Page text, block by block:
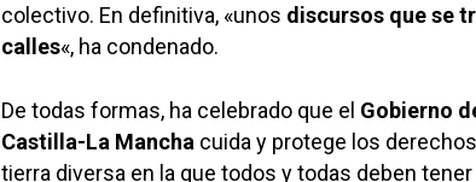
colectivo. En definitiva, «unos discursos que se
calles«, ha condenado.
De todas formas, ha celebrado que el Gobierno
Castilla-La Mancha cuida y protege los
tierra diversa en la que todos y todas deben